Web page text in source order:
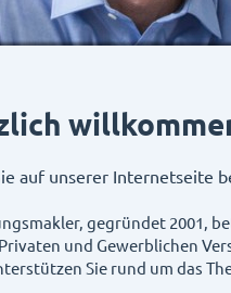
auf unserer Internetseite
gegründet 2001,
und Gewerblichen
Sie rund um das